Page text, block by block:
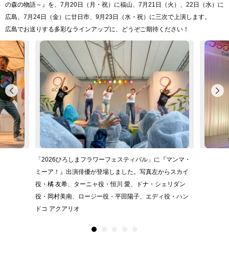
の森の物語～』を、7月20日（月・祝）に福山、7月21日（火）、22日（水）に
広島、7月24日（金）に廿日市、9月23日（水・祝）に三次で上演します。
広島でお送りする多彩なラインアップに、どうぞご期待ください！
「2026ひろしまフラワーフェスティバル」に『マンマ・
ミーア！』出演俳優が登場しました。写真左からスカイ
役・橘 友希、ターニャ役・恒川 愛、ドナ・シェリダン
役・岡村美南、ロージー役・平田陽子、エディ役・ハン
ドコ アクアリオ